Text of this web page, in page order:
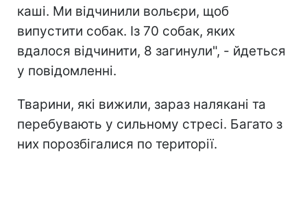
каші. Ми відчинили вольєри, щоб
випустити собак. Із 70 собак, яких
вдалося відчинити, 8 загинули", - йдеться
у повідомленні.
Тварини, які вижили, зараз налякані та
перебувають у сильному стресі. Багато з
них порозбігалися по території.